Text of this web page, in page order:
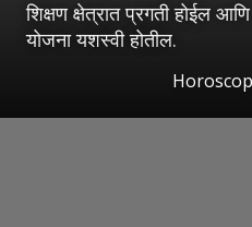
शिक्षण क्षेत्रात प्रगती होईल
योजना यशस्वी होतील.